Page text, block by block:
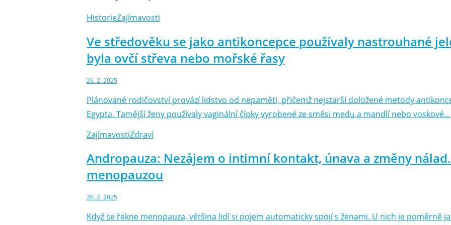
HistorieZajímavosti
Ve středověku se jako antikoncepce používaly nastrouhané
byla ovčí střeva nebo mořské řasy
26. 2. 2025
Plánované rodičovství provází lidstvo od nepaměti, přičemž nejstarší doložené metody
Egypta. Tamější ženy používaly vaginální čípky vyrobené ze směsi medu a mandlí nebo voskové…
ZajímavostiZdraví
Andropauza: Nezájem o intimní kontakt, únava a změny
menopauzou
26. 2. 2025
Když se řekne menopauza, většina lidí si pojem automaticky spojí s ženami. U nich je poměrně